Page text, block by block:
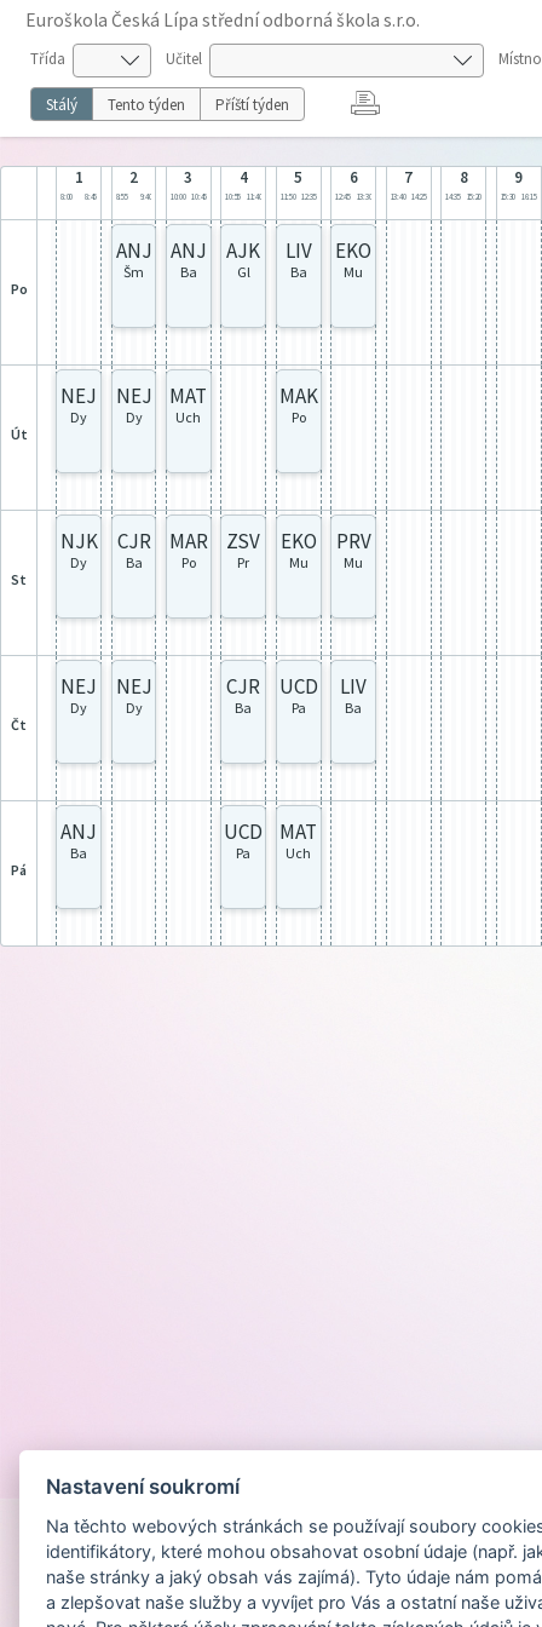
Euroškola Česká Lípa střední odborná škola s.r.o.
Třída Učitel
Stálý Tento týden Příští týden
1
8:00 8:45
2
8:55 9:40
3
10:00 10:45
4
10:55 11:40
5
11:50 12:35
6
12:45 13:30
7
13:40 14:25
8
14:35 15:20
9
15:30 16:15
po
ANJ
Šm
ANJ
Ba
AJK
Gl
LIV
Ba
EKO
Mu
út
NEJ
Dy
NEJ
Dy
MAT
Uch
MAK
Po
st
NJK
Dy
CJR
Ba
MAR
Po
ZSV
Pr
EKO
Mu
PRV
Mu
čt
NEJ
Dy
NEJ
Dy
CJR
Ba
UCD
Pa
LIV
Ba
pá
ANJ
Ba
UCD
Pa
MAT
Uch
Nastavení soukromí
Na těchto webových stránkách se používají soubory
identifikátory, které mohou obsahovat osobní údaje (např.
naše stránky a jaký obsah vás zajímá). Tyto údaje nám
a zlepšovat naše služby a vyvíjet pro Vás a ostatní naše